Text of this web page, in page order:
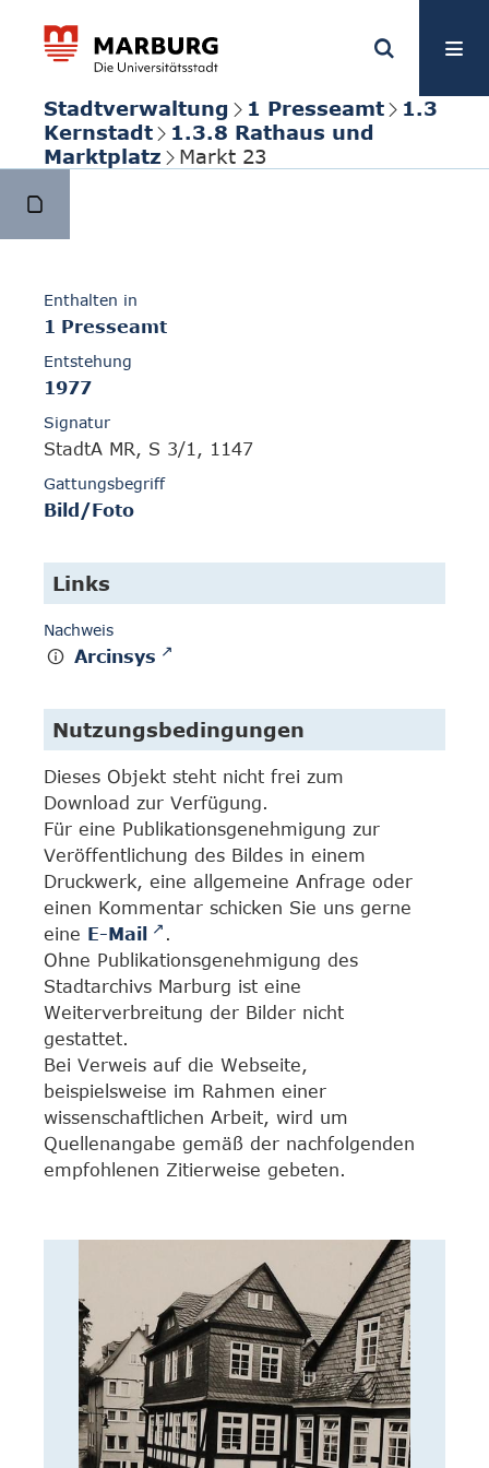
Stadtverwaltung 1 Presseamt
1.3
Kernstadt
1.3.8 Rathaus und
Marktplatz
Markt 23
Enthalten in
1 Presseamt
Entstehung
1977
Signatur
StadtA MR, S 3/1, 1147
Gattungsbegriff
Bild/Foto
Links
Nachweis
Arcinsys
Nutzungsbedingungen
Dieses Objekt steht nicht frei zum
Download zur Verfügung.
Für eine Publikationsgenehmigung zur
Veröffentlichung des Bildes in einem
Druckwerk, eine allgemeine Anfrage oder
einen Kommentar schicken Sie uns gerne
eine E-Mail
.
Ohne Publikationsgenehmigung des
Stadtarchivs Marburg ist eine
Weiterverbreitung der Bilder nicht
gestattet.
Bei Verweis auf die Webseite,
beispielsweise im Rahmen einer
wissenschaftlichen Arbeit, wird um
Quellenangabe gemäß der nachfolgenden
empfohlenen Zitierweise gebeten.